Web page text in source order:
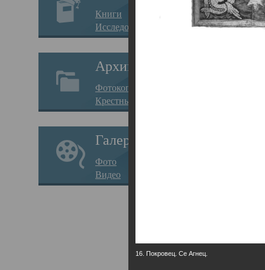
Книги
Исследования
Архив
Фотокопии дел
Крестные ходы
Галерея
Фото
Видео
16. Покровец. Се Агнец.